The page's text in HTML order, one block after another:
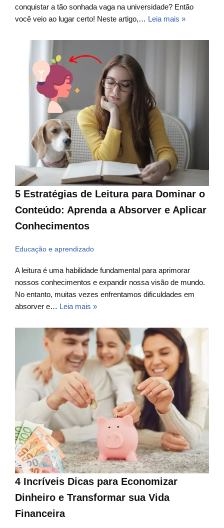
conquistar a tão sonhada vaga na universidade? Então
você veio ao lugar certo! Neste artigo,… Leia mais »
5 Estratégias de Leitura para Dominar o
Conteúdo: Aprenda a Absorver e Aplicar
Conhecimentos
Educação e aprendizado
A leitura é uma habilidade fundamental para aprimorar
nossos conhecimentos e expandir nossa visão de mundo.
No entanto, muitas vezes enfrentamos dificuldades em
absorver e… Leia mais »
4 Incríveis Dicas para Economizar
Dinheiro e Transformar sua Vida
Financeira